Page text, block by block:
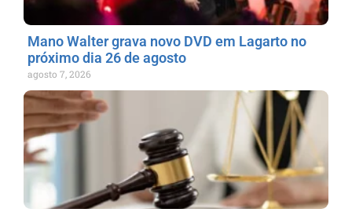
Mano Walter grava novo DVD em Lagarto no
próximo dia 26 de agosto
agosto 7, 2026